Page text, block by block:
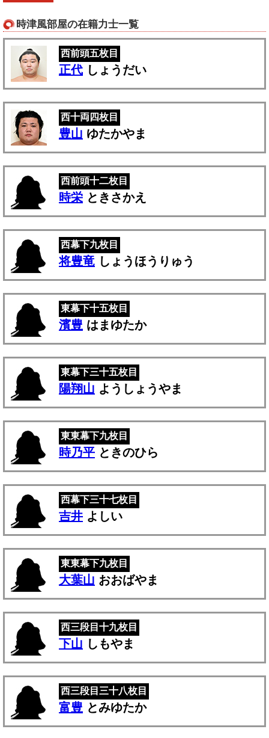
時津風部屋の在籍力士一覧
西前頭五枚目
正代 しょうだい
西十両四枚目
豊山 ゆたかやま
西前頭十二枚目
時栄 ときさかえ
西幕下九枚目
将豊竜 しょうほうりゅう
東幕下十五枚目
濱豊 はまゆたか
東幕下三十五枚目
陽翔山 ようしょうやま
東東幕下九枚目
時乃平 ときのひら
西幕下三十七枚目
吉井 よしい
東東幕下九枚目
大葉山 おおばやま
西三段目十九枚目
下山 しもやま
西三段目三十八枚目
富豊 とみゆたか